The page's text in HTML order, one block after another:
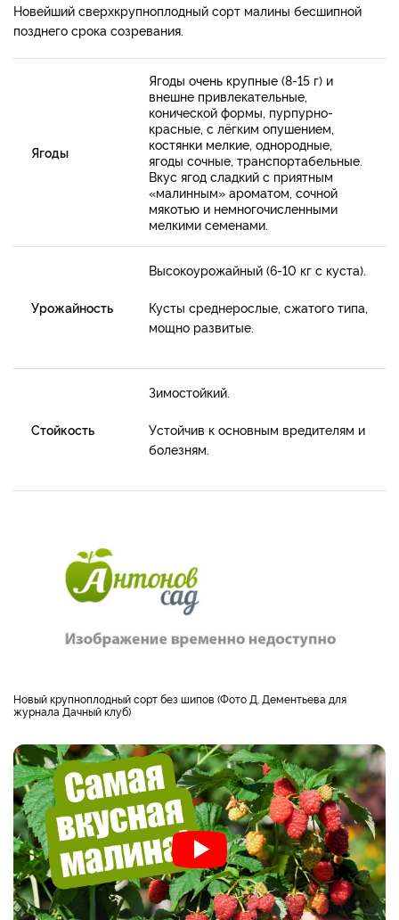
Новейший сверхкрупноплодный сорт малины бесшипной
позднего срока созревания.
Ягоды
Ягоды очень крупные (8-15 г) и
внешне привлекательные,
конической формы, пурпурно-
красные, с лёгким опушением,
костянки мелкие, однородные,
ягоды сочные, транспортабельные.
Вкус ягод сладкий с приятным
«малинным» ароматом, сочной
мякотью и немногочисленными
мелкими семенами.
Урожайность
Высокоурожайный (6-10 кг с куста).
Кусты среднерослые, сжатого типа,
мощно развитые.
Стойкость
Зимостойкий.
Устойчив к основным вредителям и
болезням.
Новый крупноплодный сорт без шипов (Фото Д. Дементьева для
журнала Дачный клуб)